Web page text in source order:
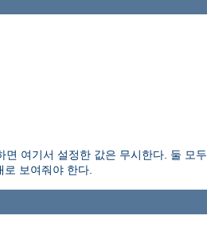
면 여기서 설정한 값은 무시한다. 둘 모두
보여줘야 한다.